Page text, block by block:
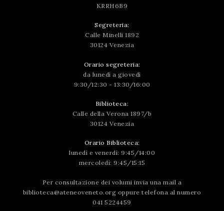
KRRH6B9
Segreteria:
Calle Minelli 1892
30124 Venezia
Orario segreteria:
da lunedì a giovedì
9:30/12:30 - 13:30/16:00
Biblioteca:
Calle della Verona 1897/b
30124 Venezia
Orario Biblioteca:
lunedì e venerdì: 9:45/14:00
mercoledì: 9:45/15:15
Per consultazione dei volumi invia una mail a
biblioteca@ateneoveneto.org oppure telefona al numero
041 5224459